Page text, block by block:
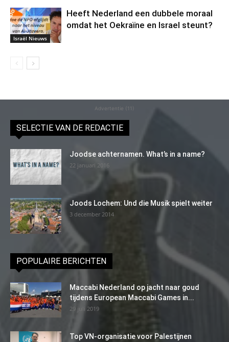
Israël Nieuws
Heeft Nederland een dubbele moraal
omdat het Oekraïne en Israel steunt?
Advertentie (11)
SELECTIE VAN DE REDACTIE
Joodse achternamen. What’s in a name?
22 januari 2016
Joods Lochem: Und die Musik spielt weiter
3 december 2014
POPULAIRE BERICHTEN
Maccabi Nederland op jacht naar goud
tijdens European Maccabi Games in...
29 juli 2019
Top VN-organisatie voor Palestijnen